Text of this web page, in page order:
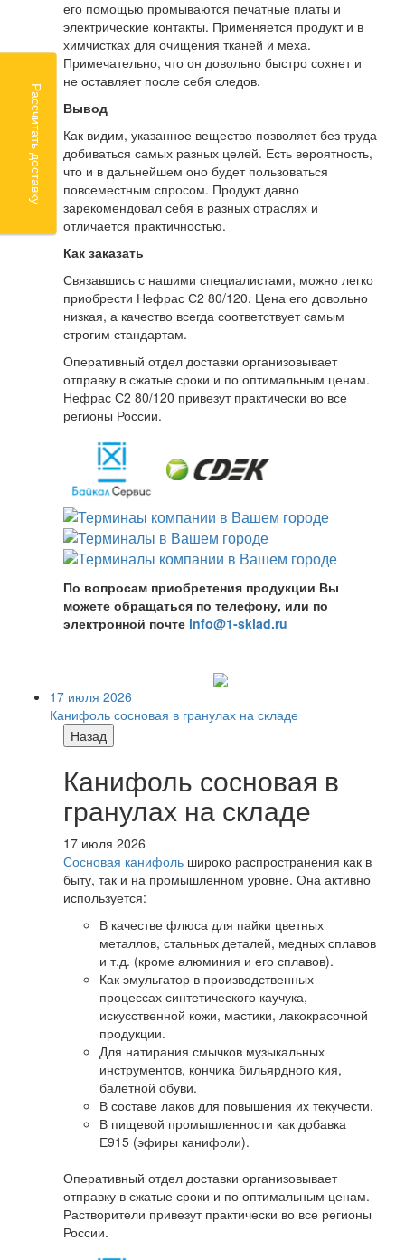
его помощью промываются печатные платы и
электрические контакты. Применяется продукт и в
химчистках для очищения тканей и меха.
Примечательно, что он довольно быстро сохнет и
не оставляет после себя следов.
Вывод
Как видим, указанное вещество позволяет без труда
добиваться самых разных целей. Есть вероятность,
что и в дальнейшем оно будет пользоваться
повсеместным спросом. Продукт давно
зарекомендовал себя в разных отраслях и
отличается практичностью.
Как заказать
Связавшись с нашими специалистами, можно легко
приобрести Нефрас С2 80/120. Цена его довольно
низкая, а качество всегда соответствует самым
строгим стандартам.
Оперативный отдел доставки организовывает
отправку в сжатые сроки и по оптимальным ценам.
Нефрас С2 80/120 привезут практически во все
регионы России.
По вопросам приобретения продукции Вы
можете обращаться по телефону, или по
электронной почте info@1-sklad.ru
17 июля 2026
Канифоль сосновая в гранулах на складе
Назад
Канифоль сосновая в
гранулах на складе
17 июля 2026
Сосновая канифоль широко распространения как в
быту, так и на промышленном уровне. Она активно
используется:
В качестве флюса для пайки цветных
металлов, стальных деталей, медных сплавов
и т.д. (кроме алюминия и его сплавов).
Как эмульгатор в производственных
процессах синтетического каучука,
искусственной кожи, мастики, лакокрасочной
продукции.
Для натирания смычков музыкальных
инструментов, кончика бильярдного кия,
балетной обуви.
В составе лаков для повышения их текучести.
В пищевой промышленности как добавка
Е915 (эфиры канифоли).
Оперативный отдел доставки организовывает
отправку в сжатые сроки и по оптимальным ценам.
Растворители привезут практически во все регионы
России.
Рассчитать доставку